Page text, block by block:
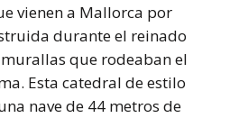
vienen a Mallorca por
durante el reinado
que rodeaban el
Esta catedral de estilo
nave de 44 metros de